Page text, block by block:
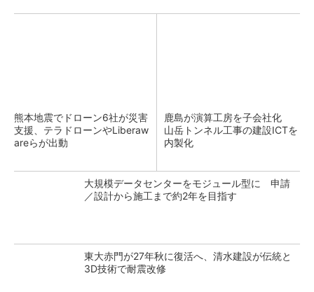
熊本地震でドローン6社が災害
支援、テラドローンやLiberaw
areらが出動
鹿島が演算工房を子会社化
山岳トンネル工事の建設ICTを
内製化
大規模データセンターをモジュール型に 申請
／設計から施工まで約2年を目指す
東大赤門が27年秋に復活へ、清水建設が伝統と
3D技術で耐震改修